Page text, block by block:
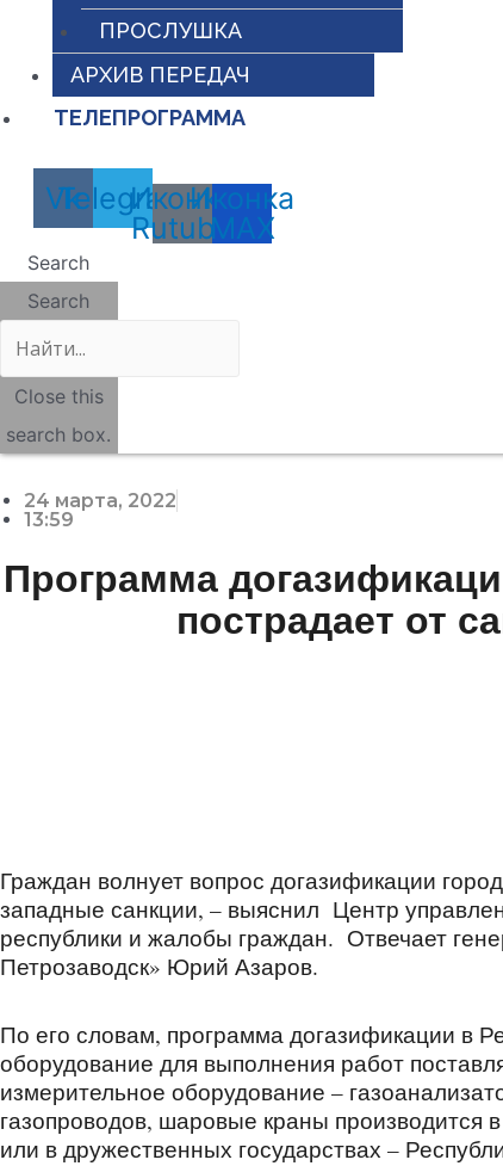
ПРОСЛУШКА
АРХИВ ПЕРЕДАЧ
ТЕЛЕПРОГРАММА
Vk
Telegram
Иконка
Rutube
Иконка
MAX
Search
Search
Close this
search box.
24 марта, 2022
13:59
Программа
пострадает от
Граждан волнует вопрос догазификации
западные санкции, – выяснил Центр
республики и жалобы граждан. Отвечает
Петрозаводск» Юрий Азаров.
По его словам, программа догазификации в
оборудование для выполнения работ
измерительное оборудование –
газопроводов, шаровые краны производится
или в дружественных государствах –